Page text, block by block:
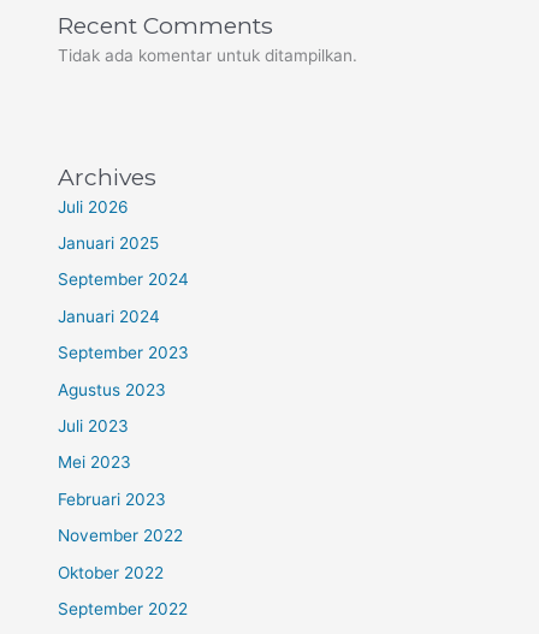
Recent Comments
Tidak ada komentar untuk ditampilkan.
Archives
Juli 2026
Januari 2025
September 2024
Januari 2024
September 2023
Agustus 2023
Juli 2023
Mei 2023
Februari 2023
November 2022
Oktober 2022
September 2022